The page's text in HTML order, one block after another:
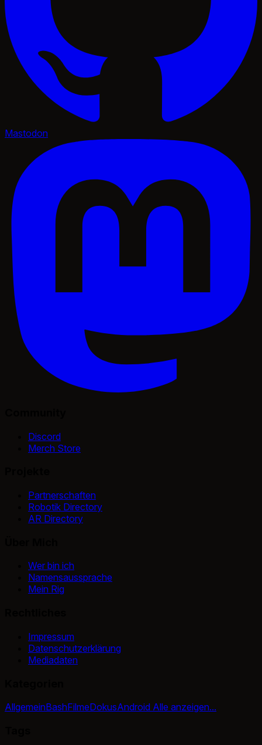
Mastodon
Discord
Merch Store
Partnerschaften
Robotik Directory
AR Directory
Wer bin ich
Namensaussprache
Mein Rig
Impressum
Datenschutzerklärung
Mediadaten
AllgemeinBashFilmeDokusAndroid Alle anzeigen...